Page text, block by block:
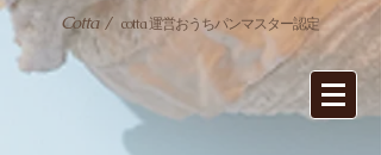
Cotta/ cotta 運営おうちパンマスター認定